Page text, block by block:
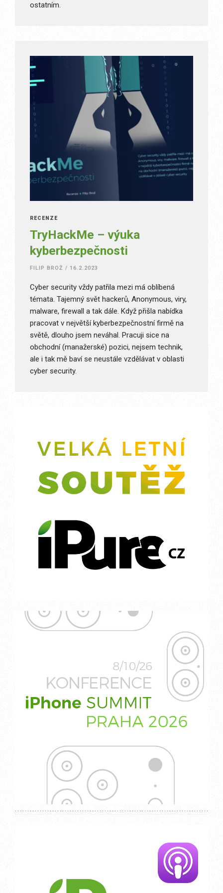
ostatním.
RECENZE
TryHackMe – výuka
kyberbezpečnosti
FILIP BROŽ / 16.2.2023
Cyber security vždy patřila mezi má oblíbená
témata. Tajemný svět hackerů, Anonymous, viry,
malware, firewall a tak dále. Když přišla nabídka
pracovat v největší kyberbezpečnostní firmě na
světě, dlouho jsem neváhal. Pracuji sice na
obchodní (manažerské) pozici, nejsem technik,
ale i tak mě baví se neustále vzdělávat v oblasti
cyber security.